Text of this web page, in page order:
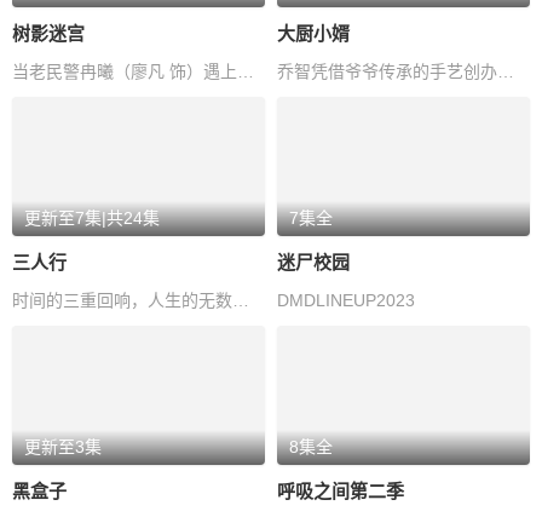
树影迷宫 大厨小婿
更新至7集|共24集
三人行
7集全
迷尸校园
DMDLINEUP2023
更新至3集
黑盒子
8集全
呼吸之间第二季